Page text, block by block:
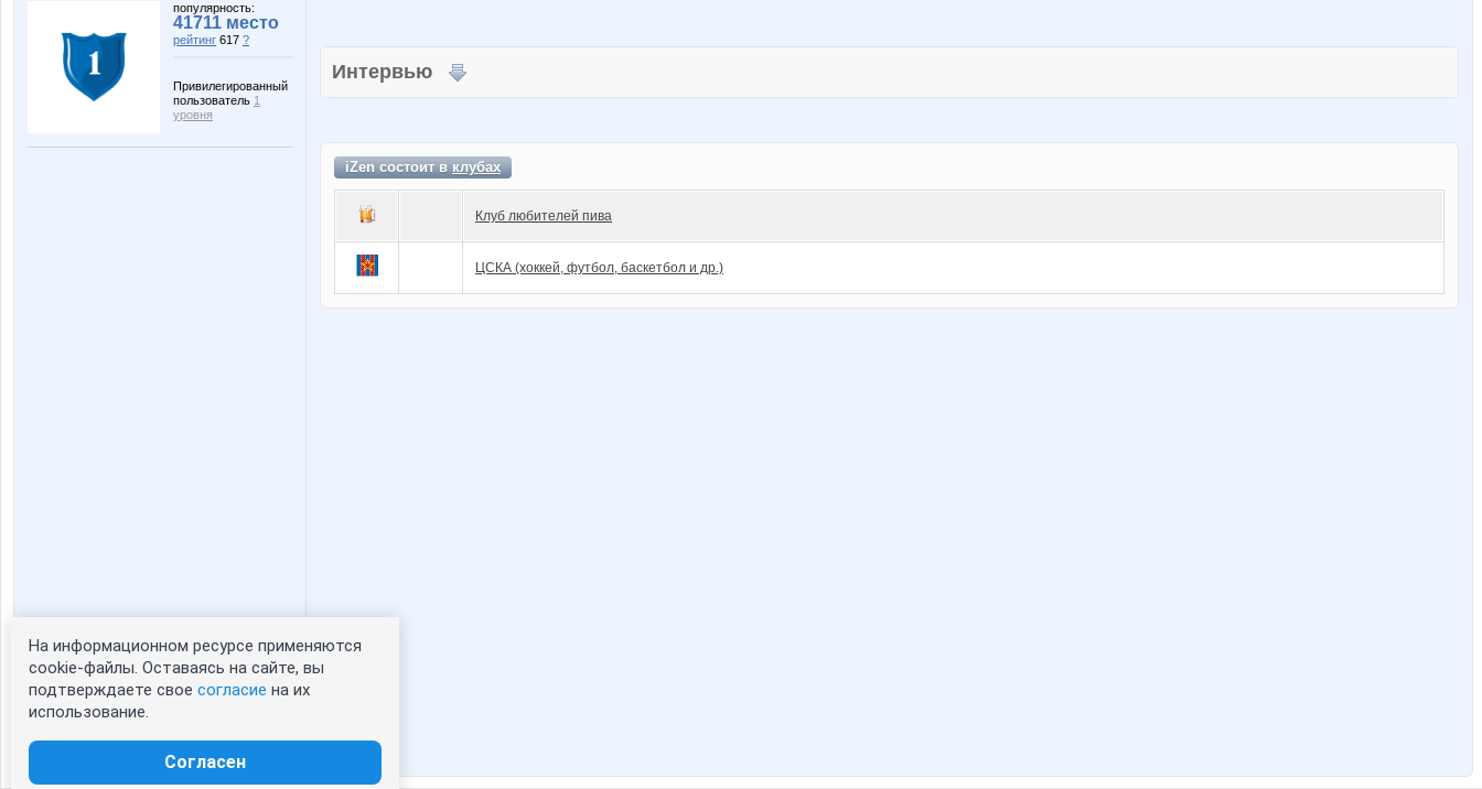
популярность:
41711 место
рейтинг 617 ?
Привилегированный
пользователь 1
уровня
Статистика портрета:
сейчас просматривают портрет - 0
зарегистрированные пользователи
Интервью
iZen состоит вклубах
Клуб любителей пива
ЦСКА (хоккей, футбол, баскетбол и др.)
На информационном ресурсе применяются
cookie-файлы. Оставаясь на сайте, вы
подтверждаете свое согласие на их
использование.
Согласен